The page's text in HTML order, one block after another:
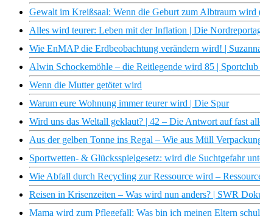
Gewalt im Kreißsaal: Wenn die Geburt zum Albtraum
Alles wird teurer: Leben mit der Inflation | Die
Wie EnMAP die Erdbeobachtung verändern wird! |
Alwin Schockemöhle – die Reitlegende wird 85 |
Wenn die Mutter getötet wird
Warum eure Wohnung immer teurer wird | Die Spur
Wird uns das Weltall geklaut? | 42 – Die Antwort auf fast
Aus der gelben Tonne ins Regal – Wie aus Müll
Sportwetten- & Glücksspielgesetz: wird die Suchtgefahr
Wie Abfall durch Recycling zur Ressource wird –
Reisen in Krisenzeiten – Was wird nun anders? | SWR
Mama wird zum Pflegefall: Was bin ich meinen Eltern